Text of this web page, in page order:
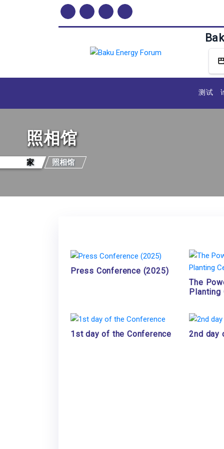
测试
照相馆
家 照相馆
Press Conference (2025)
The
Planting
1st day of the Conference 2nd day